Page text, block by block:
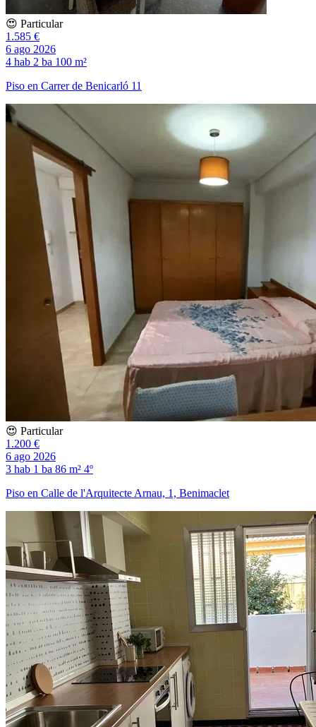
😍 Particular
1.585 €
6 ago 2026
4 hab 2 ba 100 m²
Piso en Carrer de Benicarló 11
😍 Particular
1.200 €
6 ago 2026
3 hab 1 ba 86 m² 4º
Piso en Calle de l'Arquitecte Arnau, 1, Benimaclet